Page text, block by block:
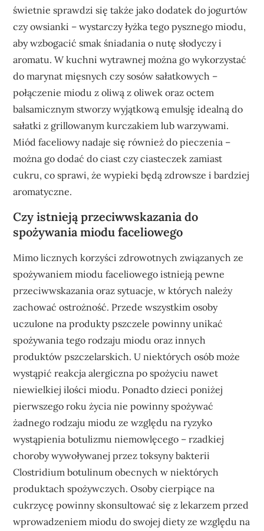
świetnie sprawdzi się także jako dodatek do jogurtów
czy owsianki – wystarczy łyżka tego pysznego miodu,
aby wzbogacić smak śniadania o nutę słodyczy i
aromatu. W kuchni wytrawnej można go wykorzystać
do marynat mięsnych czy sosów sałatkowych –
połączenie miodu z oliwą z oliwek oraz octem
balsamicznym stworzy wyjątkową emulsję idealną do
sałatki z grillowanym kurczakiem lub warzywami.
Miód faceliowy nadaje się również do pieczenia –
można go dodać do ciast czy ciasteczek zamiast
cukru, co sprawi, że wypieki będą zdrowsze i bardziej
aromatyczne.
Czy istnieją przeciwwskazania do
spożywania miodu faceliowego
Mimo licznych korzyści zdrowotnych związanych ze
spożywaniem miodu faceliowego istnieją pewne
przeciwwskazania oraz sytuacje, w których należy
zachować ostrożność. Przede wszystkim osoby
uczulone na produkty pszczele powinny unikać
spożywania tego rodzaju miodu oraz innych
produktów pszczelarskich. U niektórych osób może
wystąpić reakcja alergiczna po spożyciu nawet
niewielkiej ilości miodu. Ponadto dzieci poniżej
pierwszego roku życia nie powinny spożywać
żadnego rodzaju miodu ze względu na ryzyko
wystąpienia botulizmu niemowlęcego – rzadkiej
choroby wywoływanej przez toksyny bakterii
Clostridium botulinum obecnych w niektórych
produktach spożywczych. Osoby cierpiące na
cukrzycę powinny skonsultować się z lekarzem przed
wprowadzeniem miodu do swojej diety ze względu na